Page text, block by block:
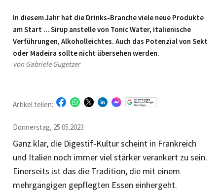
In diesem Jahr hat die Drinks-Branche viele neue Produkte
am Start ... Sirup anstelle von Tonic Water, italienische
Verführungen, Alkoholleichtes. Auch das Potenzial von Sekt
oder Madeira sollte nicht übersehen werden.
von Gabriele Gugetzer
Donnerstag, 25.05.2023
Artikel teilen:
Ganz klar, die Digestif-Kultur scheint in Frankreich
und Italien noch immer viel stärker verankert zu sein.
Einerseits ist das die Tradition, die mit einem
mehrgängigen gepflegten Essen einhergeht.